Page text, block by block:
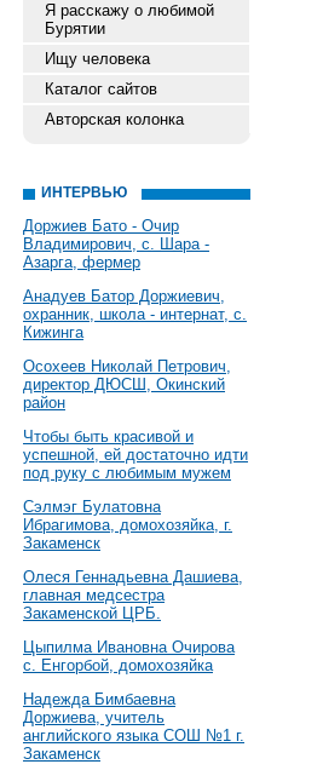
Я расскажу о любимой
Бурятии
Ищу человека
Каталог сайтов
Авторская колонка
ИНТЕРВЬЮ
Доржиев Бато - Очир
Владимирович, с. Шара -
Азарга, фермер
Анадуев Батор Доржиевич,
охранник, школа - интернат, с.
Кижинга
Осохеев Николай Петрович,
директор ДЮСШ, Окинский
район
Чтобы быть красивой и
успешной, ей достаточно идти
под руку с любимым мужем
Сэлмэг Булатовна
Ибрагимова, домохозяйка, г.
Закаменск
Олеся Геннадьевна Дашиева,
главная медсестра
Закаменской ЦРБ.
Цыпилма Ивановна Очирова
с. Енгорбой, домохозяйка
Надежда Бимбаевна
Доржиева, учитель
английского языка СОШ №1 г.
Закаменск